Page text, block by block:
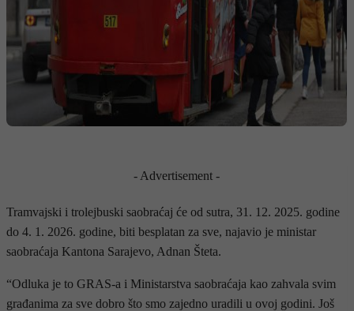
- Advertisement -
Tramvajski i trolejbuski saobraćaj će od sutra, 31. 12. 2025. godine
do 4. 1. 2026. godine, biti besplatan za sve, najavio je ministar
saobraćaja Kantona Sarajevo, Adnan Šteta.
“Odluka je to GRAS-a i Ministarstva saobraćaja kao zahvala svim
građanima za sve dobro što smo zajedno uradili u ovoj godini. Još